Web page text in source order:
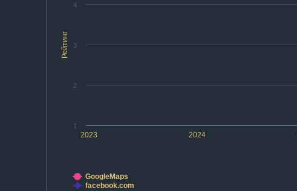
Рейтинг
2023 2024
1
2
3
4
GoogleMaps
facebook.com